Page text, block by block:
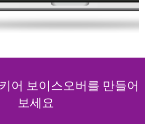
어 보이스오버를 만들어
보세요